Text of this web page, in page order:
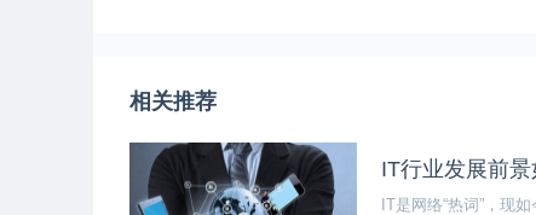
相关推荐
IT行业发展前
IT是网络“热词”，现